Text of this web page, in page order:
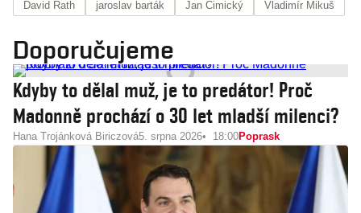
David Rath jaroslav barták Jan Cimický Vladimír Mikuš
Doporučujeme
Kdyby to dělal muž, je to predátor! Proč
Madonně prochází o 30 let mladší milenci?
Hana Trojánková Biriczová5. srpna 2026 18:00Poprask